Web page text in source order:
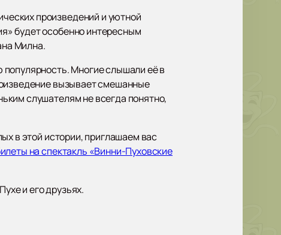
произведений и уютной
будет особенно интересным
Милна.
Многие слышали её в
вызывает смешанные
слушателям не всегда понятно,
в этой истории, приглашаем вас
на спектакль «Винни-Пуховские
и его друзьях.